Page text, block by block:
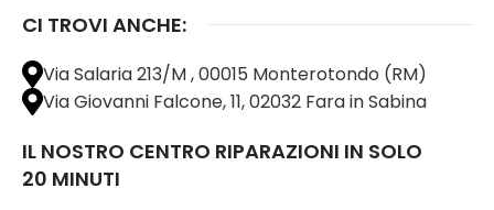
CI TROVI ANCHE:
Via Salaria 213/M , 00015 Monterotondo (RM)
Via Giovanni Falcone, 11, 02032 Fara in Sabina
IL NOSTRO CENTRO RIPARAZIONI IN SOLO
20 MINUTI